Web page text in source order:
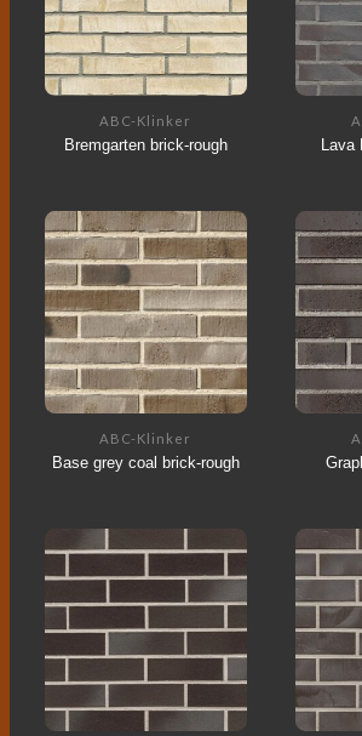
ABC-Klinker
Bremgarten brick-rough Lava
ABC-Klinker
Base grey coal brick-rough